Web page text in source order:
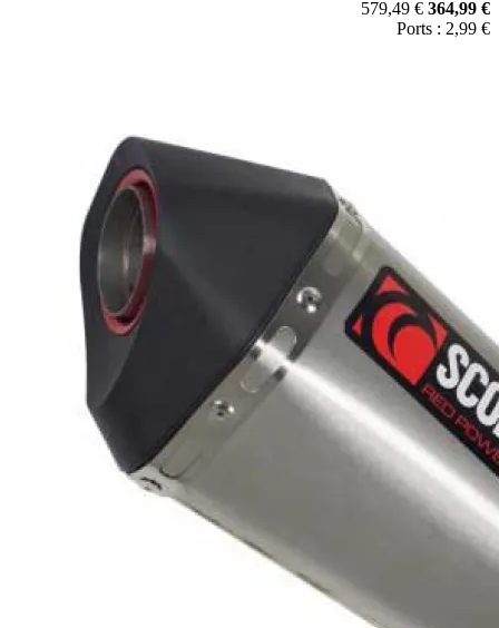
579,49 € 364,99 €
Ports : 2,99 €